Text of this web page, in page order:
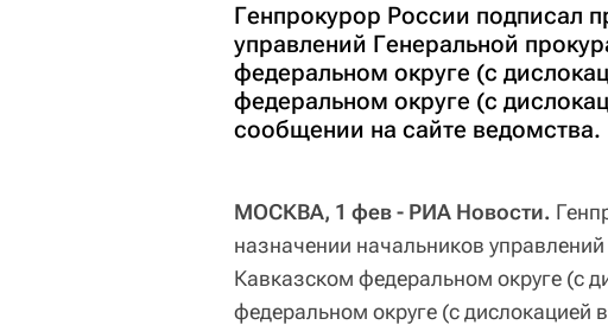
Генпрокурор России подписал
управлений Генеральной
федеральном округе (с
федеральном округе (с
сообщении на сайте ведомства.
МОСКВА, 1 фев - РИА Новости.
назначении начальников
Кавказском федеральном округе (с
федеральном округе (с дислокацией